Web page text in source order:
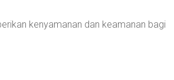
kenyamanan dan keamanan bagi